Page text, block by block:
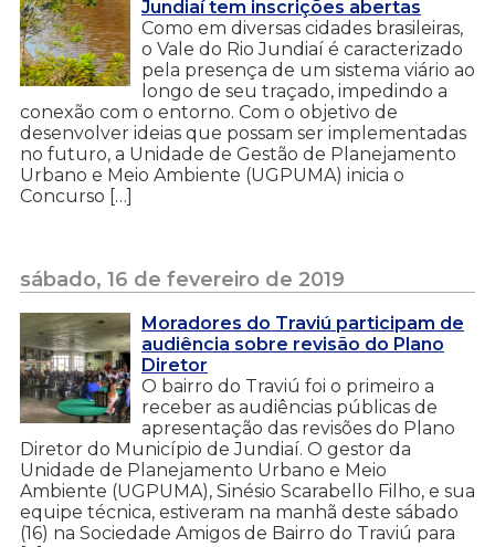
Jundiaí tem inscrições abertas
Como em diversas cidades brasileiras,
o Vale do Rio Jundiaí é caracterizado
pela presença de um sistema viário ao
longo de seu traçado, impedindo a
conexão com o entorno. Com o objetivo de
desenvolver ideias que possam ser implementadas
no futuro, a Unidade de Gestão de Planejamento
Urbano e Meio Ambiente (UGPUMA) inicia o
Concurso […]
sábado, 16 de fevereiro de 2019
Moradores do Traviú participam de
audiência sobre revisão do Plano
Diretor
O bairro do Traviú foi o primeiro a
receber as audiências públicas de
apresentação das revisões do Plano
Diretor do Município de Jundiaí. O gestor da
Unidade de Planejamento Urbano e Meio
Ambiente (UGPUMA), Sinésio Scarabello Filho, e sua
equipe técnica, estiveram na manhã deste sábado
(16) na Sociedade Amigos de Bairro do Traviú para